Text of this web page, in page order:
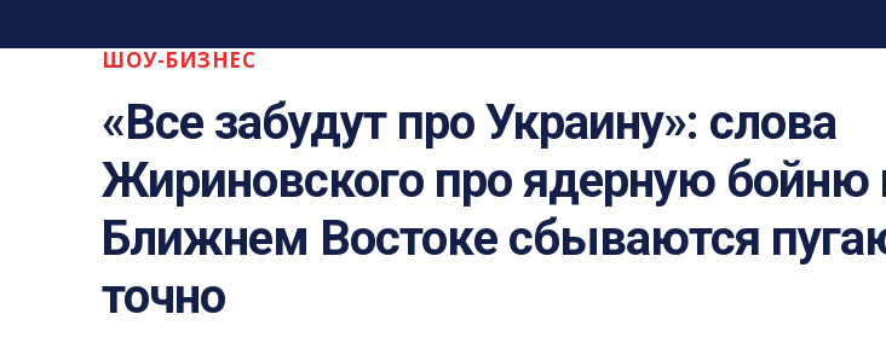
ШОУ-БИЗНЕС
«Все забудут про Украину»: слова
Жириновского про ядерную бойню
Ближнем Востоке сбываются
точно